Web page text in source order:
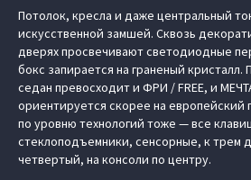
Потолок, кресла и даже центральный
искусственной замшей. Сквозь
дверях просвечивают светодиодные
бокс запирается на граненый
седан превосходит и ФРИ / FREE, и
ориентируется скорее на европейский
по уровню технологий тоже — все
стеклоподъемники, сенсорные, к трем
четвертый, на консоли по центру.